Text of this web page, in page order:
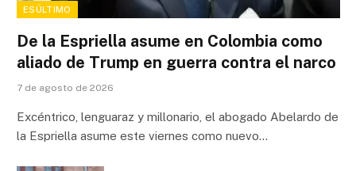
ESÚLTIMO
De la Espriella asume en Colombia como
aliado de Trump en guerra contra el narco
7 de agosto de 2026
Excéntrico, lenguaraz y millonario, el abogado Abelardo de
la Espriella asume este viernes como nuevo…